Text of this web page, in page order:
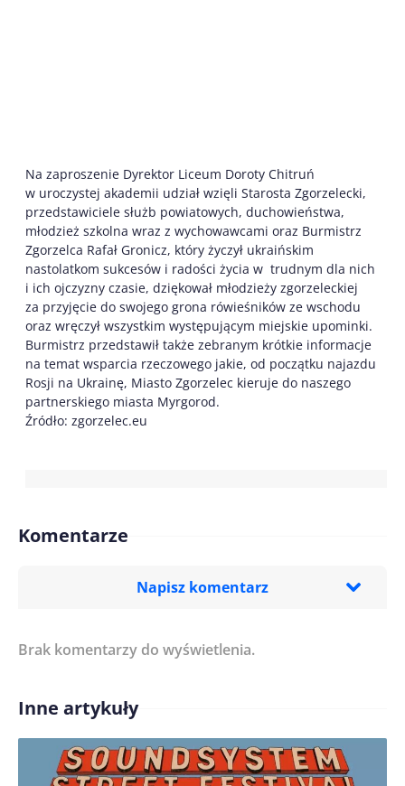
Na zaproszenie Dyrektor Liceum Doroty Chitruń
w uroczystej akademii udział wzięli Starosta Zgorzelecki,
przedstawiciele służb powiatowych, duchowieństwa,
młodzież szkolna wraz z wychowawcami oraz Burmistrz
Zgorzelca Rafał Gronicz, który życzył ukraińskim
nastolatkom sukcesów i radości życia w trudnym dla nich
i ich ojczyzny czasie, dziękował młodzieży zgorzeleckiej
za przyjęcie do swojego grona rówieśników ze wschodu
oraz wręczył wszystkim występującym miejskie upominki.
Burmistrz przedstawił także zebranym krótkie informacje
na temat wsparcia rzeczowego jakie, od początku najazdu
Rosji na Ukrainę, Miasto Zgorzelec kieruje do naszego
partnerskiego miasta Myrgorod.
Źródło: zgorzelec.eu
Komentarze
Napisz komentarz
Treść komentarza*
Imię/ Nick*
Brak komentarzy do wyświetlenia.
Inne artykuły